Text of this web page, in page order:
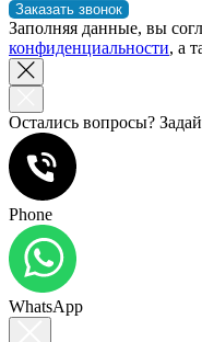
Заказать звонок
Заполняя данные, вы
конфиденциальности, а
Остались вопросы?
Phone
WhatsApp